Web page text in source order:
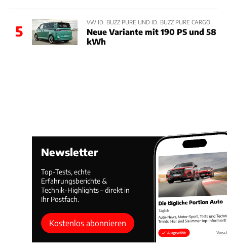
5
VW ID. BUZZ PURE UND ID. BUZZ PURE CARGO
Neue Variante mit 190 PS und 58
kWh
Newsletter
Top-Tests, echte
Erfahrungsberichte &
Technik-Highlights – direkt in
Ihr Postfach.
Kostenlos abonnieren